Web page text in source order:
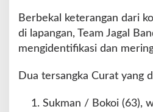
Berbekal keterangan dari
di lapangan, Team Jagal
mengidentifikasi dan
Dua tersangka Curat yang
Sukman / Bokoi (63),